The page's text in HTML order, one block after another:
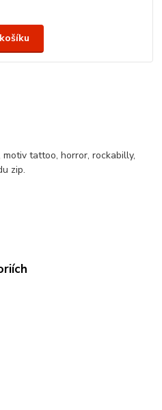
motiv tattoo, horror, rockabilly,
zip.